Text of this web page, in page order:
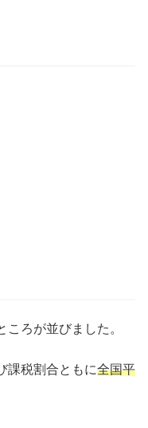
ろが並びました。
課税割合ともに全国平